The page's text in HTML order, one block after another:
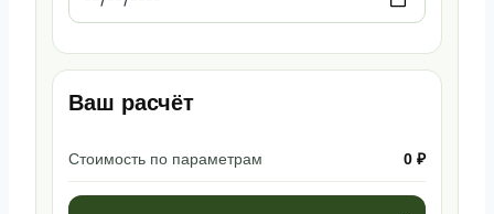
Ваш расчёт
Стоимость по параметрам 0 ₽